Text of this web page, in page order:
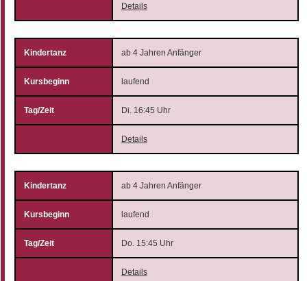
Details
ab 4 Jahren Anfänger
laufend
Di. 16:45 Uhr
Details
ab 4 Jahren Anfänger
laufend
Do. 15:45 Uhr
Details